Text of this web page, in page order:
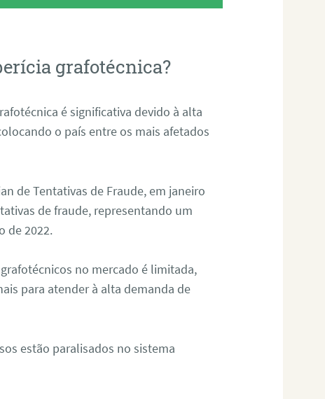
grafotécnica?
é significativa devido à alta
o país entre os mais afetados
de Tentativas de Fraude, em janeiro
de fraude, representando um
de 2022.
no mercado é limitada,
para atender à alta demanda de
estão paralisados no sistema